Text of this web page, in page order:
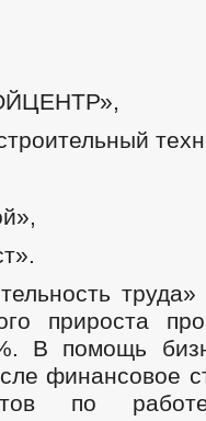
прироста
В помощь
финансовое
по